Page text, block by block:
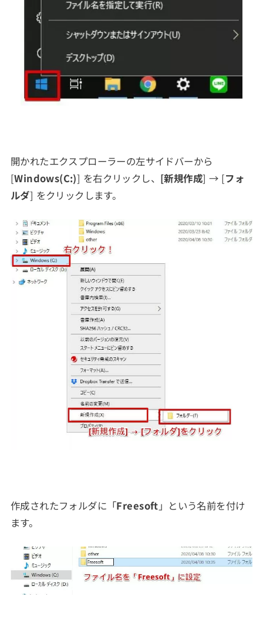
開かれたエクスプローラーの左サイドバーから
[Windows(C:)] を右クリックし、 [新規作成] → [フォ
ルダ] をクリックします。
作成されたフォルダに「Freesoft 」という名前を付け
ます。